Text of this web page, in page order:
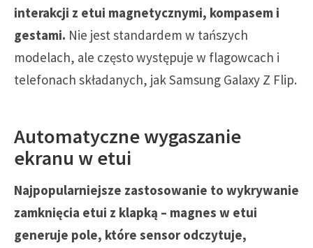
interakcji z etui magnetycznymi, kompasem i
gestami. Nie jest standardem w tańszych
modelach, ale często występuje w flagowcach i
telefonach składanych, jak Samsung Galaxy Z Flip.
Automatyczne wygaszanie
ekranu w etui
Najpopularniejsze zastosowanie to wykrywanie
zamknięcia etui z klapką – magnes w etui
generuje pole, które sensor odczytuje,